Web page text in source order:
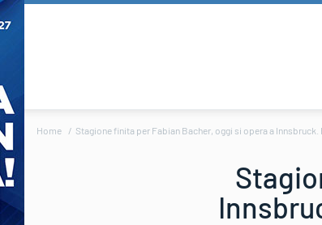
Home Stagione finita per Fabian Bacher, oggi si opera a